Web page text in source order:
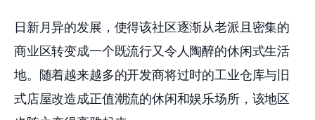
日新月异的发展，使得该社区逐渐从老派且密集的
商业区转变成一个既流行又令人陶醉的休闲式生活
地。随着越来越多的开发商将过时的工业仓库与旧
式店屋改造成正值潮流的休闲和娱乐场所，该地区